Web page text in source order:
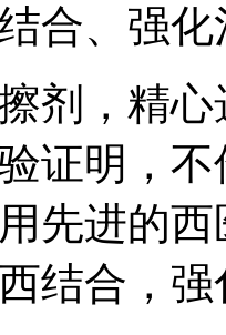
合、强化
剂，精
证明，
先进的
结合，